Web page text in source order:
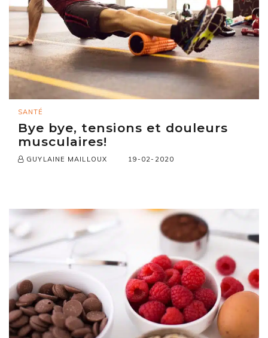
SANTÉ
Bye bye, tensions et douleurs
musculaires!
GUYLAINE MAILLOUX 19-02-2020